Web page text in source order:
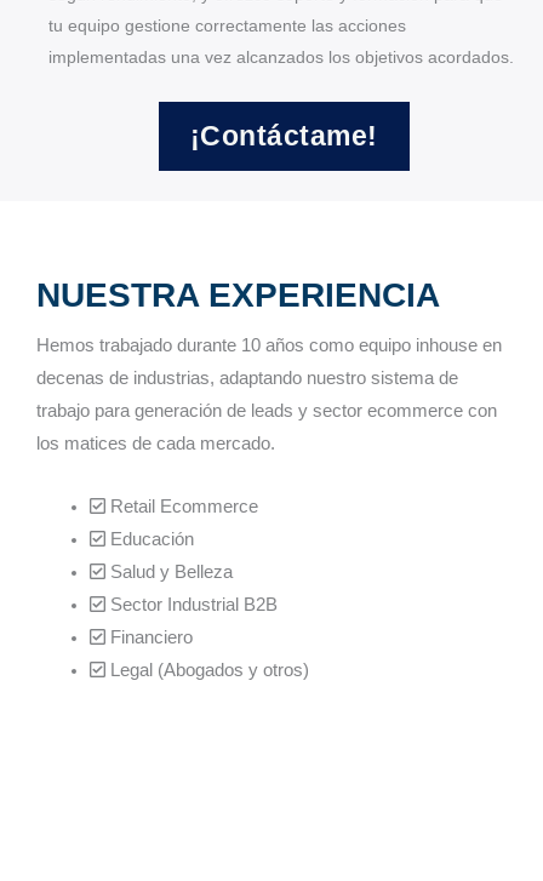
tu equipo gestione correctamente las acciones
implementadas una vez alcanzados los objetivos acordados.
¡Contáctame!
NUESTRA EXPERIENCIA
Hemos trabajado durante 10 años como equipo inhouse en
decenas de industrias, adaptando nuestro sistema de
trabajo para generación de leads y sector ecommerce con
los matices de cada mercado.
Retail Ecommerce
Educación
Salud y Belleza
Sector Industrial B2B
Financiero
Legal (Abogados y otros)